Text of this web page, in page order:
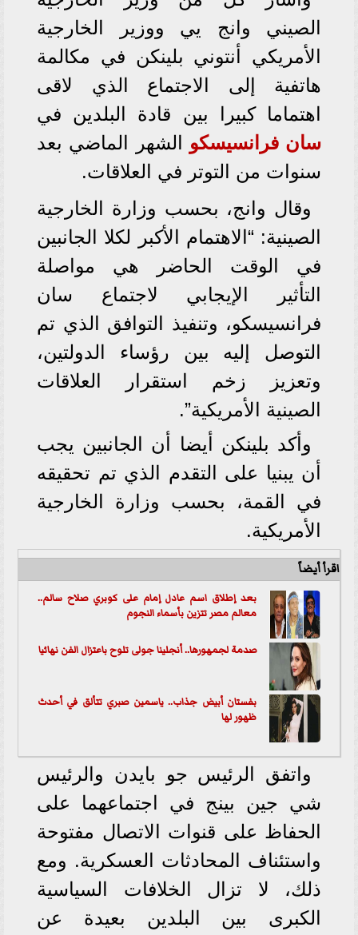
الصيني وانج يي ووزير الخارجية
الأمريكي أنتوني بلينكن في مكالمة
هاتفية إلى الاجتماع الذي لاقى
اهتماما كبيرا بين قادة البلدين في
سان فرانسيسكو الشهر الماضي بعد
سنوات من التوتر في العلاقات.
وقال وانج، بحسب وزارة الخارجية
الصينية: “الاهتمام الأكبر لكلا الجانبين
في الوقت الحاضر هي مواصلة
التأثير الإيجابي لاجتماع سان
فرانسيسكو، وتنفيذ التوافق الذي تم
التوصل إليه بين رؤساء الدولتين،
وتعزيز زخم استقرار العلاقات
الصينية الأمريكية”.
وأكد بلينكن أيضا أن الجانبين يجب
أن يبنيا على التقدم الذي تم تحقيقه
في القمة، بحسب وزارة الخارجية
الأمريكية.
اقرأ أيضاً
بعد إطلاق اسم عادل إمام على كوبري صلاح سالم..
معالم مصر تتزين بأسماء النجوم
صدمة لجمهورها.. أنجلينا جولى تلوح باعتزال الفن نهائيا
بفستان أبيض جذاب.. ياسمين صبري تتألق في أحدث
ظهور لها
واتفق الرئيس جو بايدن والرئيس
شي جين بينج في اجتماعهما على
الحفاظ على قنوات الاتصال مفتوحة
واستئناف المحادثات العسكرية. ومع
ذلك، لا تزال الخلافات السياسية
الكبرى بين البلدين بعيدة عن